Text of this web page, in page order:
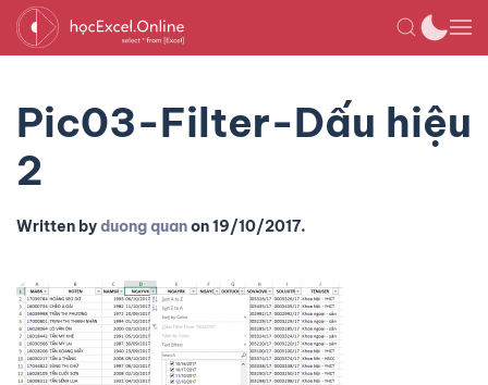
Pic03-Filter-Dấu hiệu
2
Written byduong quanon19/10/2017.